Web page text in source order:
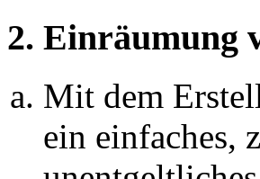
2. Einräumung
Mit dem
ein einfaches,